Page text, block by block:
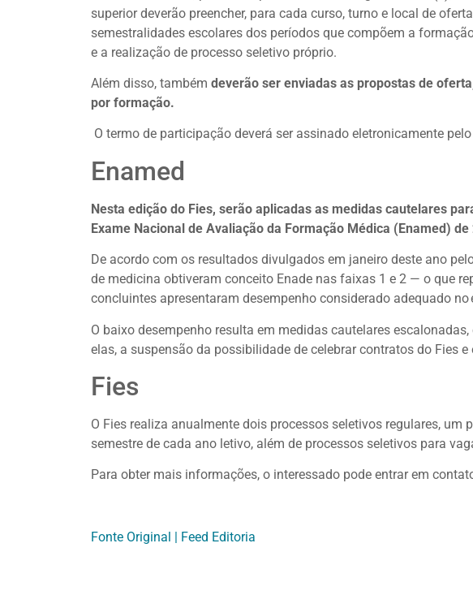
superior deverão preencher, para cada curso, turno e local de
semestralidades escolares dos períodos que compõem a
e a realização de processo seletivo próprio.
Além disso, também deverão ser enviadas as propostas de
por formação.
O termo de participação deverá ser assinado eletronicamente
Enamed
Nesta edição do Fies, serão aplicadas as medidas cautelares
Exame Nacional de Avaliação da Formação Médica (Enamed) de
De acordo com os resultados divulgados em janeiro deste ano
de medicina obtiveram conceito Enade nas faixas 1 e 2 — o que
concluintes apresentaram desempenho considerado adequado no
O baixo desempenho resulta em medidas cautelares
elas, a suspensão da possibilidade de celebrar contratos do Fies
Fies
O Fies realiza anualmente dois processos seletivos regulares, um
semestre de cada ano letivo, além de processos seletivos para
Para obter mais informações, o interessado pode entrar em
Fonte Original | Feed Editoria